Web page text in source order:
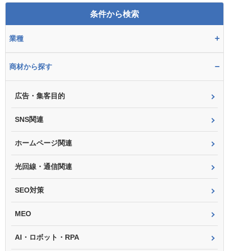
条件から検索
業種 +
商材から探す −
広告・集客目的
SNS関連
ホームページ関連
光回線・通信関連
SEO対策
MEO
AI・ロボット・RPA